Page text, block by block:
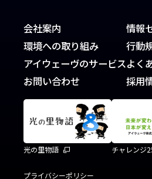
会社案内
環境への取り組み
アイウェーヴのサービス
お問い合わせ
情報
行動
よく
採用
光の里物語 チャレンジ
プライバシーポリシー